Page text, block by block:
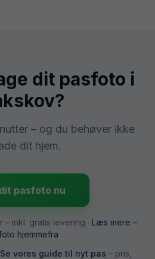
dit pasfoto i
?
– og du behøver ikke
dit hjem.
pasfoto nu
– inkl. gratis levering · Læs mere –
hjemmefra
Se vores guide til nyt pas – pris,